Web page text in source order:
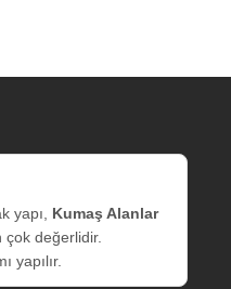
yapı, Kumaş Alanlar
değerlidir.
yapılır.